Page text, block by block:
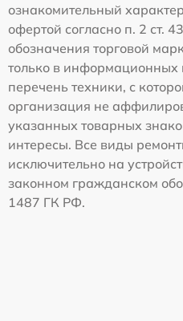
ознакомительный
офертой согласно п. 2 ст.
обозначения торговой
только в информационных
перечень техники, с
организация не
указанных товарных
интересы. Все виды
исключительно на
законном гражданском
1487 ГК РФ.